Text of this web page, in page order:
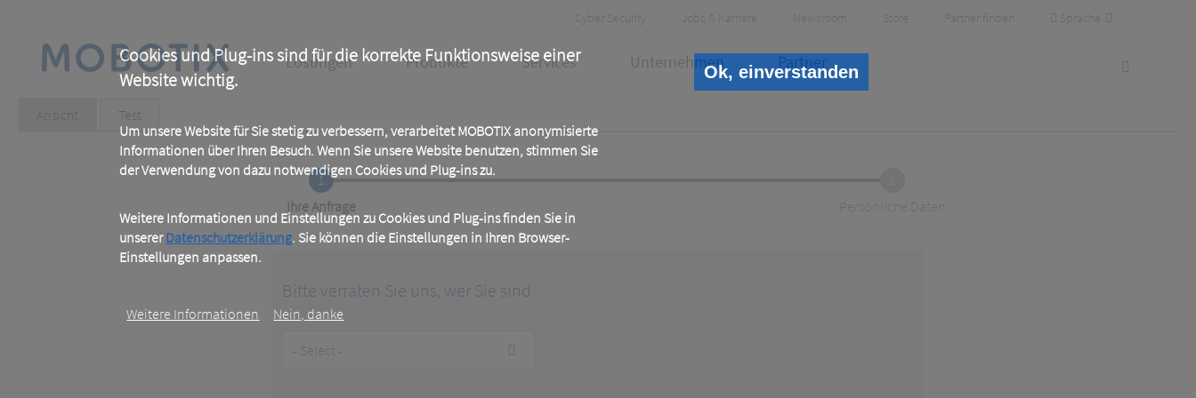
Cookies und Plug-ins sind für die korrekte Funktionsweise einer
Website wichtig.
Um unsere Website für Sie stetig zu verbessern, verarbeitet MOBOTIX anonymisierte
Informationen über Ihren Besuch. Wenn Sie unsere Website benutzen, stimmen Sie
der Verwendung von dazu notwendigen Cookies und Plug-ins zu.
Weitere Informationen und Einstellungen zu Cookies und Plug-ins finden Sie in
unsererDatenschutzerklärung. Sie können die Einstellungen in Ihren Browser-
Einstellungen anpassen.
Weitere Informationen Nein, danke
Ok, einverstanden
content
Header
Meta
Cyber Security Jobs & Karriere Newsroom Store Partner finden Sprache
Main
Lösungen Produkte Services Unternehmen Partner
Primary
Ansicht Test
1
Current
Ihre Anfrage
Bitte verraten Sie uns, wer Sie sind
Type